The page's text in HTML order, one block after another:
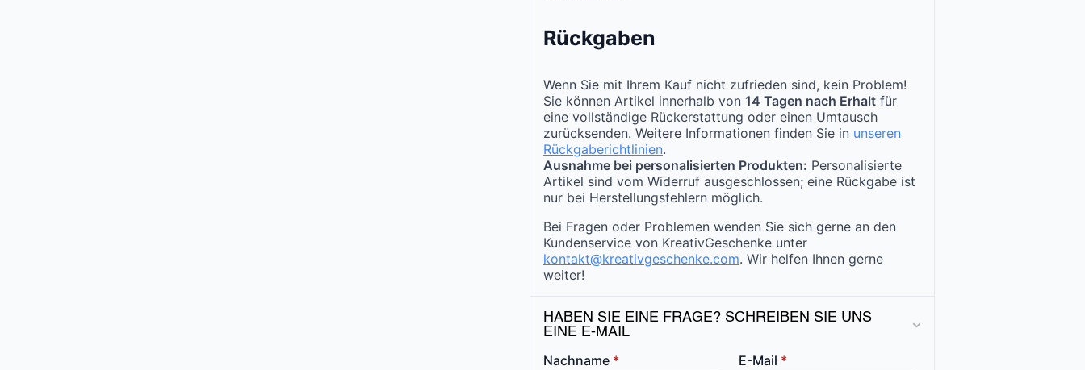
Rückgaben
Wenn Sie mit Ihrem Kauf nicht zufrieden sind, kein Problem!
Sie können Artikel innerhalb von 14 Tagen nach Erhalt für
eine vollständige Rückerstattung oder einen Umtausch
zurücksenden. Weitere Informationen finden Sie in unseren
Rückgaberichtlinien.
Ausnahme bei personalisierten Produkten: Personalisierte
Artikel sind vom Widerruf ausgeschlossen; eine Rückgabe ist
nur bei Herstellungsfehlern möglich.
Bei Fragen oder Problemen wenden Sie sich gerne an den
Kundenservice von KreativGeschenke unter
kontakt@kreativgeschenke.com. Wir helfen Ihnen gerne
weiter!
HABEN SIE EINE FRAGE? SCHREIBEN SIE UNS
EINE E-MAIL
Nachname * E-Mail *